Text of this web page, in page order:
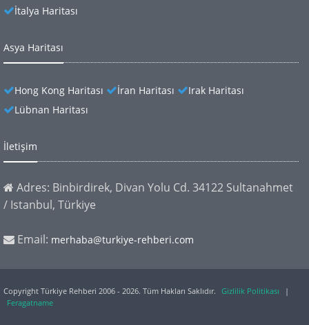
İtalya Haritası
Asya Haritası
Hong Kong Haritası İran Haritası
Irak Haritası
Lübnan Haritası
İletişim
Adres: Binbirdirek, Divan Yolu Cd. 34122 Sultanahmet
/ Istanbul, Türkiye
Email: merhaba@turkiye-rehberi.com
Copyright Türkiye Rehberi 2006 - 2026. Tüm Hakları Saklıdır. Gizlilik Politikası
|
Feragatname